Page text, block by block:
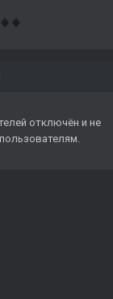
отключён и не